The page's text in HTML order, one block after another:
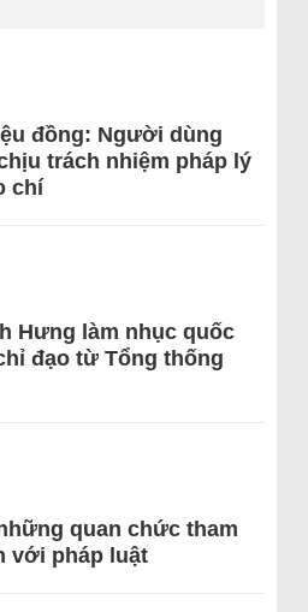
đồng: Người dùng
trách nhiệm pháp lý
chí
Hưng làm nhục quốc
đạo từ Tổng thống
quan chức tham
với pháp luật